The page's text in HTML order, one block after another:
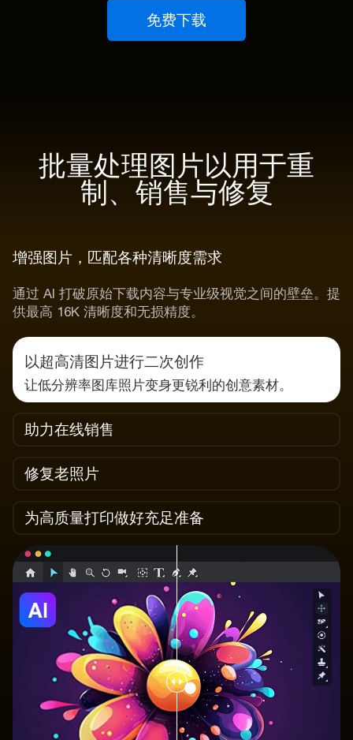
免费下载
批量处理图片以用于重
制、销售与修复
增强图片，匹配各种清晰度需求
通过 AI 打破原始下载内容与专业级视觉之间的壁垒。提
供最高 16K 清晰度和无损精度。
以超高清图片进行二次创作
让低分辨率图库照片变身更锐利的创意素材。
助力在线销售
修复老照片
为高质量打印做好充足准备